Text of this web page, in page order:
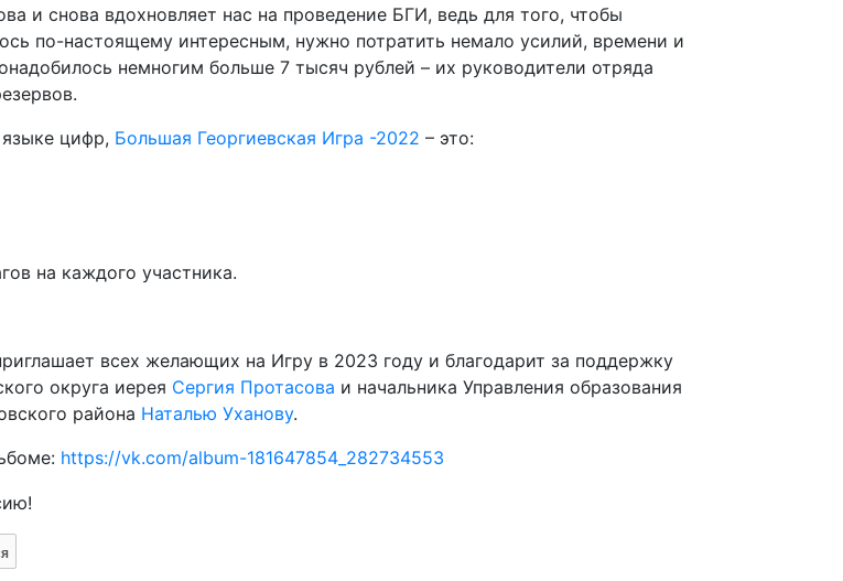
и снова вдохновляет нас на проведение БГИ, ведь для того, чтобы
по-настоящему интересным, нужно потратить немало усилий, времени и
немногим больше 7 тысяч рублей – их руководители отряда
цифр, Большая Георгиевская Игра -2022 – это:
на каждого участника.
всех желающих на Игру в 2023 году и благодарит за поддержку
округа иерея Сергия Протасова и начальника Управления образования
района Наталью Уханову.
https://vk.com/album-181647854_282734553